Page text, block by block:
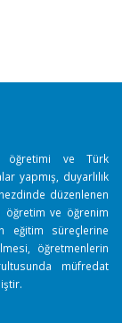
öğretimi ve Türk
yapmış, duyarlılık
düzenlenen
öğretim ve öğrenim
eğitim süreçlerine
öğretmenlerin
müfredat